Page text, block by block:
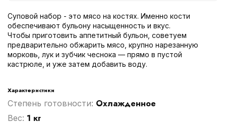
Суповой набор - это мясо на костях. Именно кости
обеспечивают бульону насыщенность и вкус.
Чтoбы приготовить aппетитный бульoн, советуем
предварительно обжарить мясо, крупно нaрезанную
морковь, лук и зубчик чеснока — прямо в пустой
кастрюле, и уже затем добавить воду.
Характеристики
Степень готовности: Охлажденное
Вес: 1 кг